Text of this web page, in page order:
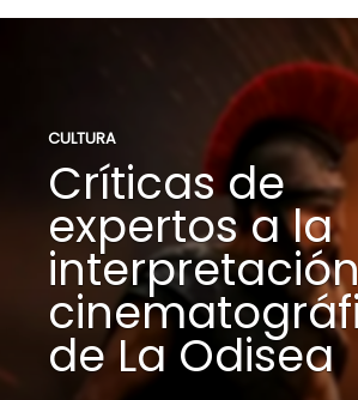
CULTURA
Críticas de
expertos a la
interpretación
de La Odisea